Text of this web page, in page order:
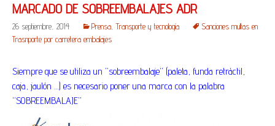
MARCADO DE SOBREEMBALAJES ADR
26 septiembre, 2014 Prensa,Transporte y tecnología
Sanciones multas en
Trasnporte por carretera embalajes
Siempre que se utiliza un “sobreembalaje” (paleta, funda retráctil,
caja, jaulón …) es necesario poner una marca con la palabra
“SOBREEMBALAJE”